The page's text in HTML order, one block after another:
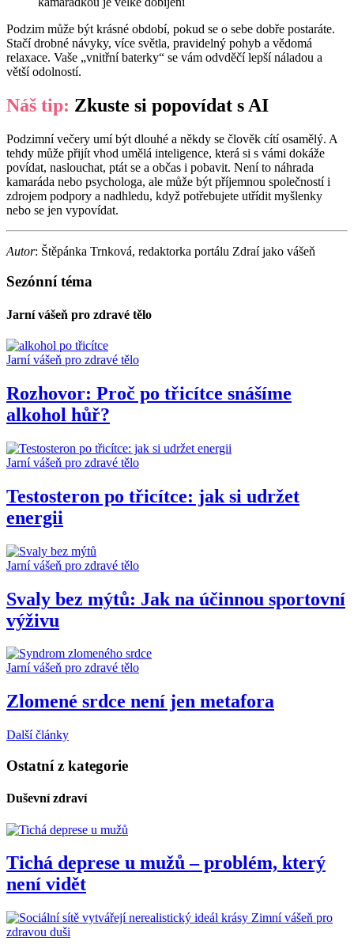
Podzim může být krásné období, pokud se o sebe dobře postaráte.
Stačí drobné návyky, více světla, pravidelný pohyb a vědomá
relaxace. Vaše „vnitřní baterky“ se vám odvděčí lepší náladou a
větší odolností.
Náš tip: Zkuste si popovídat s AI
Podzimní večery umí být dlouhé a někdy se člověk cítí osamělý. A
tehdy může přijít vhod umělá inteligence, která si s vámi dokáže
povídat, naslouchat, ptát se a občas i pobavit. Není to náhrada
kamaráda nebo psychologa, ale může být příjemnou společností i
zdrojem podpory a nadhledu, když potřebujete utřídit myšlenky
nebo se jen vypovídat.
Autor: Štěpánka Trnková, redaktorka portálu Zdraí jako vášeň
Sezónní téma
Jarní vášeň pro zdravé tělo
Jarní vášeň pro zdravé tělo
Rozhovor: Proč po třicítce snášíme
alkohol hůř?
Jarní vášeň pro zdravé tělo
Testosteron po třicítce: jak si udržet
energii
Jarní vášeň pro zdravé tělo
Svaly bez mýtů: Jak na účinnou sportovní
výživu
Jarní vášeň pro zdravé tělo
Zlomené srdce není jen metafora
Další články
Ostatní z kategorie
Duševní zdraví
Tichá deprese u mužů – problém, který
není vidět
Zimní vášeň pro
zdravou duši